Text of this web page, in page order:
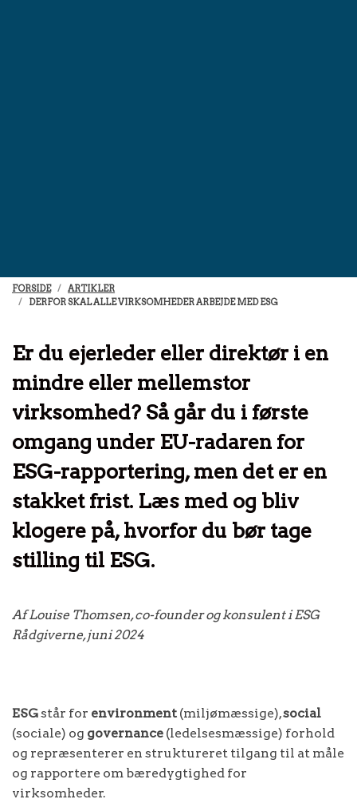
FORSIDE
ARTIKLER
DERFOR SKAL ALLE VIRKSOMHEDER ARBEJDE MED ESG
Er du ejerleder eller direktør i en
mindre eller mellemstor
virksomhed? Så går du i første
omgang under EU-radaren for
ESG-rapportering, men det er en
stakket frist. Læs med og bliv
klogere på, hvorfor du bør tage
stilling til ESG.
Af Louise Thomsen, co-founder og konsulent i ESG
Rådgiverne, juni 2024
ESGstår for environment (miljømæssige),social
(sociale) og governance (ledelsesmæssige) forhold
og repræsenterer en struktureret tilgang til at måle
og rapportere om bæredygtighed for
virksomheder.